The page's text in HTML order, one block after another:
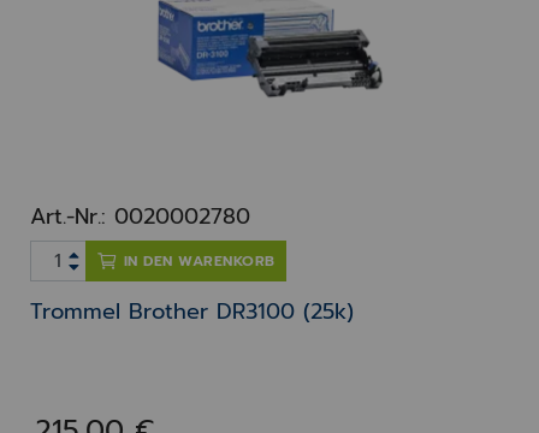
Art.-Nr.: 0020002780
IN DEN WARENKORB
Trommel Brother DR3100 (25k)